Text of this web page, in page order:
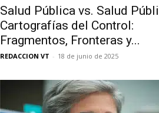
Salud Pública vs. Salud
Cartografías del Control:
Fragmentos, Fronteras y...
REDACCION VT - 18 de junio de 2025